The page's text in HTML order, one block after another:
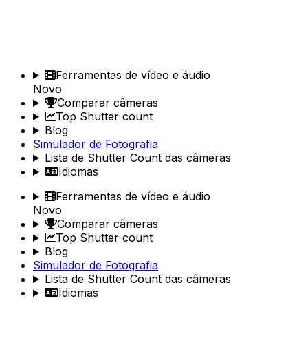
Ferramentas de vídeo e áudio
Novo
Comparar câmeras
Top Shutter count
Blog
Simulador de Fotografia
Lista de Shutter Count das câmeras
Idiomas
Ferramentas de vídeo e áudio
Novo
Comparar câmeras
Top Shutter count
Blog
Simulador de Fotografia
Lista de Shutter Count das câmeras
Idiomas